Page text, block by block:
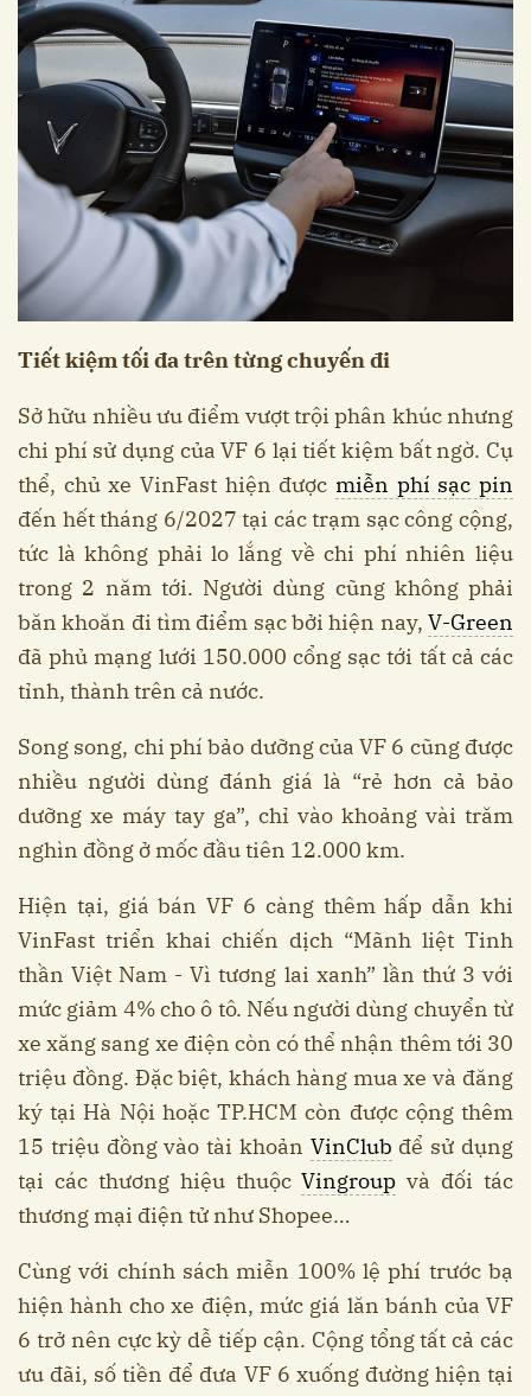
Tiết kiệm tối đa trên từng chuyến đi
Sở hữu nhiều ưu điểm vượt trội phân khúc nhưng
chi phí sử dụng của VF 6 lại tiết kiệm bất ngờ. Cụ
thể, chủ xe VinFast hiện được miễn phí sạc pin
đến hết tháng 6/2027 tại các trạm sạc công cộng,
tức là không phải lo lắng về chi phí nhiên liệu
trong 2 năm tới. Người dùng cũng không phải
băn khoăn đi tìm điểm sạc bởi hiện nay, V-Green
đã phủ mạng lưới 150.000 cổng sạc tới tất cả các
tỉnh, thành trên cả nước.
Song song, chi phí bảo dưỡng của VF 6 cũng được
nhiều người dùng đánh giá là “rẻ hơn cả bảo
dưỡng xe máy tay ga”, chỉ vào khoảng vài trăm
nghìn đồng ở mốc đầu tiên 12.000 km.
Hiện tại, giá bán VF 6 càng thêm hấp dẫn khi
VinFast triển khai chiến dịch “Mãnh liệt Tinh
thần Việt Nam - Vì tương lai xanh” lần thứ 3 với
mức giảm 4% cho ô tô. Nếu người dùng chuyển từ
xe xăng sang xe điện còn có thể nhận thêm tới 30
triệu đồng. Đặc biệt, khách hàng mua xe và đăng
ký tại Hà Nội hoặc TP.HCM còn được cộng thêm
15 triệu đồng vào tài khoản VinClub để sử dụng
tại các thương hiệu thuộcVingroup và đối tác
thương mại điện tử như Shopee…
Cùng với chính sách miễn 100% lệ phí trước bạ
hiện hành cho xe điện, mức giá lăn bánh của VF
6 trở nên cực kỳ dễ tiếp cận. Cộng tổng tất cả các
ưu đãi, số tiền để đưa VF 6 xuống đường hiện tại